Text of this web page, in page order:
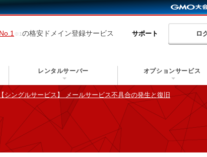
の格安ドメイン登録サービス サポート ロ
レンタルサーバー オプションサービス
シングルサービス】 メールサービス不具合の発生と復旧